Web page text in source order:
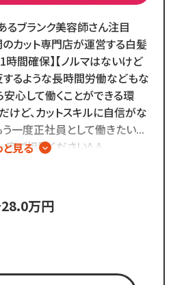
！
てきた
制度あり。
が
境です◎
です♪
で
...
るブランク美容師さん注目
ット専門店が運営する白髪
間確保】【ノルマはないけど
するような長時間労働などもな
心して働くことができる環
けど、カットスキルに自信がな
う一度正社員として働きたい...
度ご相談ください^ ^
稼げる
と見る
万円